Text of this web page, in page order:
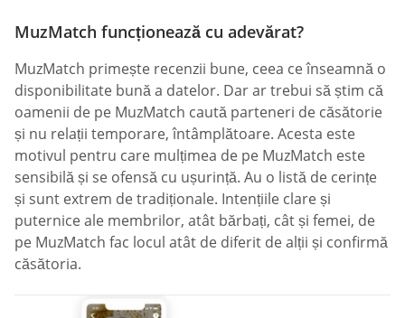
MuzMatch funcționează cu adevărat?
MuzMatch primește recenzii bune, ceea ce înseamnă o
disponibilitate bună a datelor. Dar ar trebui să știm că
oamenii de pe MuzMatch caută parteneri de căsătorie
și nu relații temporare, întâmplătoare. Acesta este
motivul pentru care mulțimea de pe MuzMatch este
sensibilă și se ofensă cu ușurință. Au o listă de cerințe
și sunt extrem de tradiționale. Intențiile clare și
puternice ale membrilor, atât bărbați, cât și femei, de
pe MuzMatch fac locul atât de diferit de alții și confirmă
căsătoria.